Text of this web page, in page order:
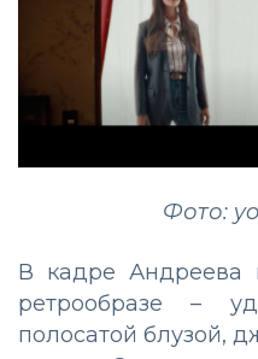
Фото:
В кадре Андреева
ретрообразе –
полосатой блузой,